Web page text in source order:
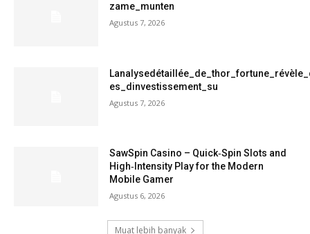
zame_munten
Agustus 7, 2026
es_dinvestissement_su
Agustus 7, 2026
SawSpin Casino – Quick‑Spin Slots and
High‑Intensity Play for the Modern
Mobile Gamer
Agustus 6, 2026
Muat lebih banyak